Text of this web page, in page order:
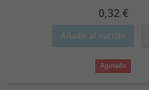
0,32 €
Agotado